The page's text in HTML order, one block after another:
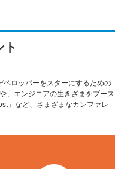
ロッパーをスターにするための
、エンジニアの生きざまをブース
」など、さまざまなカンファレ